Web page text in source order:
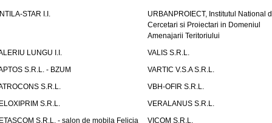
STAR I.I.
URBANPROIECT, Institutul National
Cercetari si Proiectari in Domeniul
Amenajarii Teritoriului
LUNGU I.I.
VALIS S.R.L.
S.R.L. - BZUM
VARTIC V.S.A S.R.L.
S.R.L.
VBH-OFIR S.R.L.
S.R.L.
VERALANUS S.R.L.
S.R.L. - salon de mobila Felicia
VICOM S.R.L.